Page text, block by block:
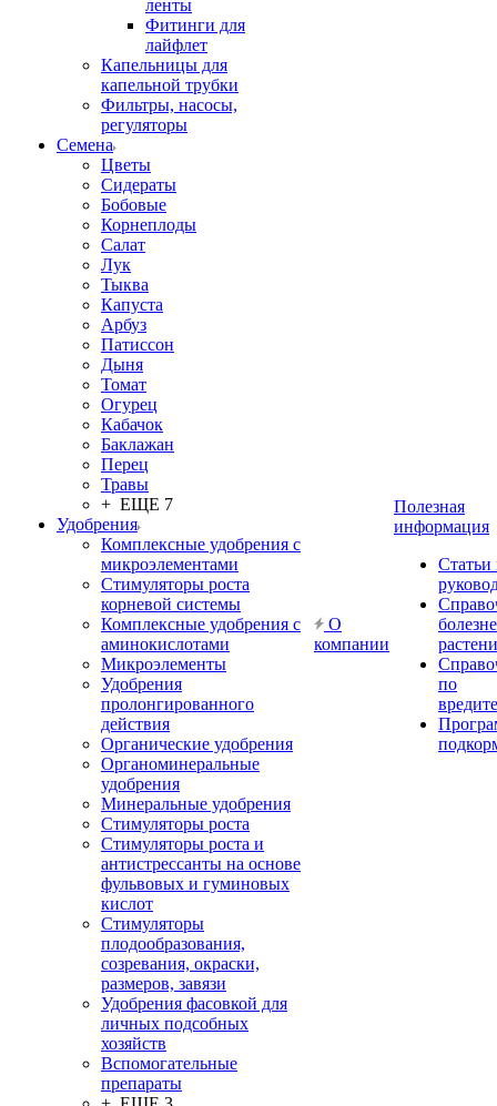
ленты
Фитинги для
лайфлет
Капельницы для
капельной трубки
Фильтры, насосы,
регуляторы
Семена
Цветы
Сидераты
Бобовые
Корнеплоды
Салат
Лук
Тыква
Капуста
Арбуз
Патиссон
Дыня
Томат
Огурец
Кабачок
Баклажан
Перец
Травы
+ ЕЩЕ 7
Удобрения
Комплексные удобрения с
микроэлементами
Стимуляторы роста
корневой системы
Комплексные удобрения с
аминокислотами
Микроэлементы
Удобрения
пролонгированного
действия
Органические удобрения
Органоминеральные
удобрения
Минеральные удобрения
Стимуляторы роста
Стимуляторы роста и
антистрессанты на основе
фульвовых и гуминовых
кислот
Стимуляторы
плодообразования,
созревания, окраски,
размеров, завязи
Удобрения фасовкой для
личных подсобных
хозяйств
Вспомогательные
препараты
О
компании
Полезная
информация
Статьи
по